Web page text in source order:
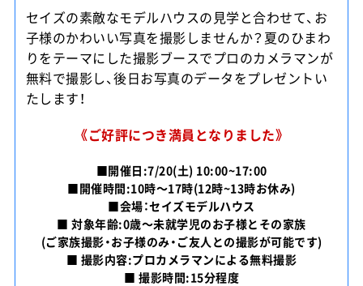
スタッフブログ
プライバシーポリシー
0120-88-1501
9:00～18:00／水曜定休
セイズの素敵なモデルハウスの見学と合わせて、お
子様のかわいい写真を撮影しませんか？夏のひまわ
りをテーマにした撮影ブースでプロのカメラマンが
無料で撮影し、後日お写真のデータをプレゼントい
たします！
《ご好評につき満員となりました》
■開催日:7/20(土) 10:00~17:00
■開催時間:10時～17時(12時~13時お休み)
■会場：セイズモデルハウス
■ 対象年齢:0歳～未就学児のお子様とその家族
(ご家族撮影・お子様のみ・ご友人との撮影が可能です)
■ 撮影内容:プロカメラマンによる無料撮影
■ 撮影時間:15分程度